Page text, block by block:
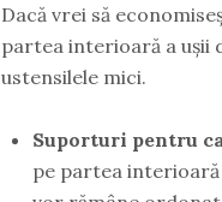
Dacă vrei să
partea interioară a ușii
ustensilele mici.
Suporturi pentru
pe partea interioară